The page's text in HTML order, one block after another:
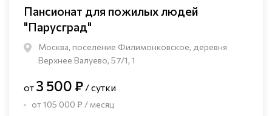
Пансионат для пожилых людей
"Парусград"
Москва, поселение Филимонковское, деревня
Верхнее Валуево, 57/1, 1
от 3 500 ₽ / сутки
от 105 000 ₽ / месяц